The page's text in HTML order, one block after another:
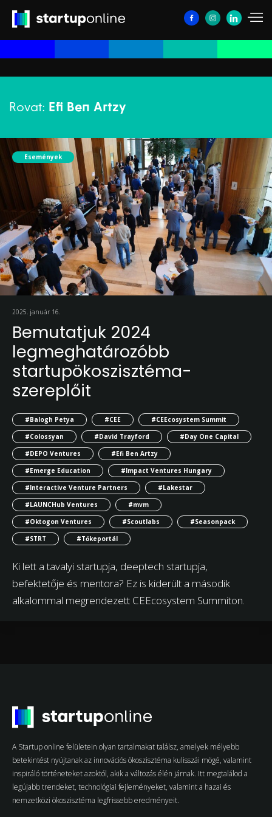
Rovat: Efi Ben Artzy
Események
2025. január 16.
Bemutatjuk 2024
legmeghatározóbb
startupökoszisztéma-
szereplőit
#Balogh Petya #CEE
#CEEcosystem Summit
#Colossyan
#David Trayford
#Day One Capital
#DEPO Ventures
#Efi Ben Artzy
#Emerge Education
#Impact Ventures Hungary
#Interactive Venture Partners
#Lakestar
#LAUNCHub Ventures
#mvm
#Oktogon Ventures
#Scoutlabs
#Seasonpack
#STRT
#Tőkeportál
Ki lett a tavalyi startupja, deeptech startupja,
befektetője és mentora? Ez is kiderült a második
alkalommal megrendezett CEEcosystem Summiton.
A Startup online felületein olyan tartalmakat találsz, amelyek mélyebb
betekintést nyújtanak az innovációs ökoszisztéma kulisszái mögé, valamint
inspiráló történeteket azoktól, akik a változás élén járnak. Itt megtalálod a
legújabb trendeket, technológiai fejleményeket, valamint a hazai és
nemzetközi ökoszisztéma legfrissebb eredményeit.